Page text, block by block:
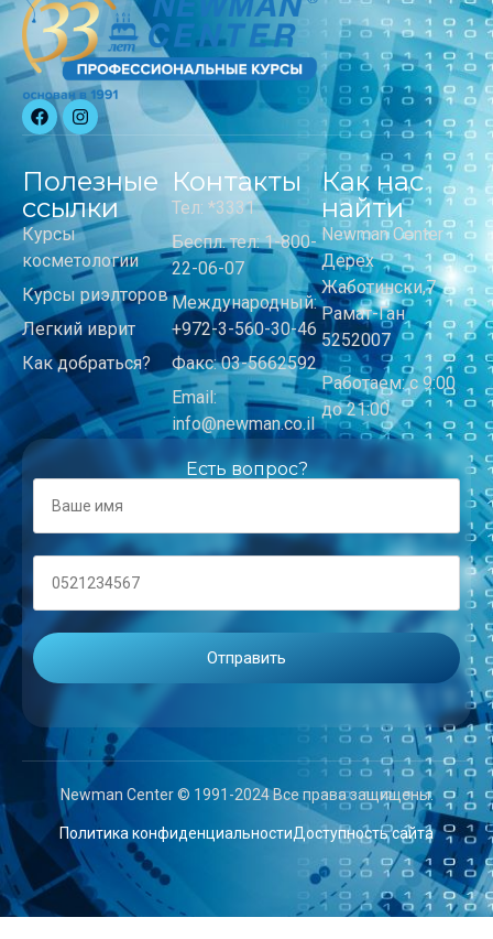
Полезные
ссылки
Курсы
косметологии
Курсы риэлторов
Легкий иврит
Как добраться?
Контакты
Тел: *3331
Беспл. тел: 1-800-
22-06-07
Международный:
+972-3-560-30-46
Факс: 03-5662592
Email:
info@newman.co.il
Как нас
найти
Newman Center
Дерех
Жаботински,7
Рамат-Ган
5252007
Работаем: с 9:00
до 21:00
Есть вопрос?
Newman Center © 1991-2024 Все права защищены.
Политика конфиденциальностиДоступность сайта